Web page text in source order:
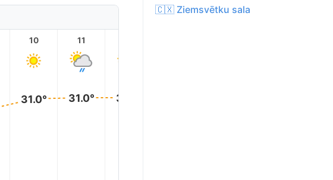
10
31.0°
11
31.0° 31.0°
🇨🇽 Ziemsvētku sala